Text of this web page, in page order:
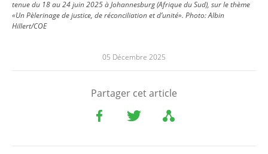
tenue du 18 au 24 juin 2025 à Johannesburg (Afrique du Sud), sur le thème
«Un Pèlerinage de justice, de réconciliation et d’unité». Photo:Albin
Hillert/COE
05 Décembre 2025
Partager cet article